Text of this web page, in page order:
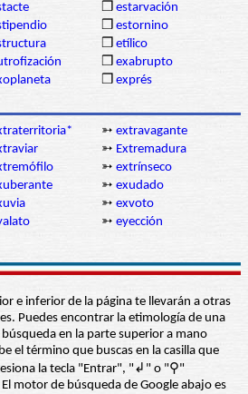
❒ estarvación
❒ estornino
❒ etílico
❒ exabrupto
❒ exprés
➳ extravagante
➳ Extremadura
➳ extrínseco
➳ exudado
➳ exvoto
➳ eyección
e inferior de la página te llevarán a otras
Puedes encontrar la etimología de una
en la parte superior a mano
el término que buscas en la casilla que
la tecla "Entrar", "↲" o "⚲"
motor de búsqueda de Google abajo es